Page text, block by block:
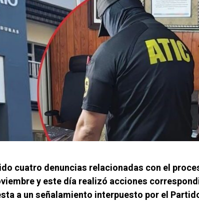
cuatro denuncias relacionadas con el
y este día realizó acciones
a un señalamiento interpuesto por el